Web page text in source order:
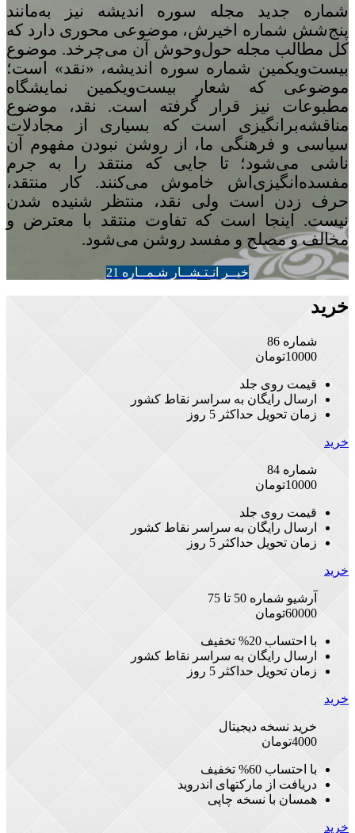
شماره‌ جدید مجله سوره اندیشه نیز به‌مانند
پنجشش شماره‌ اخیرش، موضوعی محوری دارد که
کل مطالب مجله حول‌وحوش آن می‌چرخد. موضوع
بیست‌ویکمین شماره‌ سوره‌ اندیشه، «نقد» است؛
موضوعی که شعار بیست‌ویکمین نمایشگاه
مطبوعات نیز قرار گرفته است. نقد، موضوع
مناقشه‌برانگیزی است که بسیاری از مجادلات
سیاسی و فرهنگی ما، از روشن نبودن مفهوم آن
ناشی می‌شود؛ تا جایی که منتقد را به جرم
مفسده‌انگیزی‌اش خاموش می‌کنند. کار منتقد،
حرف زدن است ولی نقد، منتظر شنیده شدن
نیست. اینجا است که تفاوت منتقد با معترض و
مخالف و مصلح و مفسد روشن می‌شود.
خبــر انـتـشــار شـمــاره 21
خرید
شماره 86
10000تومان
قیمت روی جلد
ارسال رایگان به سراسر نقاط کشور
زمان تحویل حداکثر 5 روز
خرید
شماره 84
10000تومان
قیمت روی جلد
ارسال رایگان به سراسر نقاط کشور
زمان تحویل حداکثر 5 روز
خرید
آرشیو شماره 50 تا 75
60000تومان
با احتساب 20% تخفیف
ارسال رایگان به سراسر نقاط کشور
زمان تحویل حداکثر 5 روز
خرید
خرید نسخه دیجیتال
4000تومان
با احتساب 60% تخفیف
دریافت از مارکتهای اندروید
همسان با نسخه چاپی
خرید